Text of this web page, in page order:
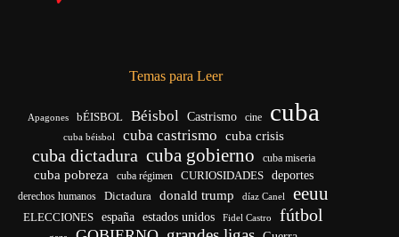
Temas para Leer
Apagones bÉISBOL Béisbol Castrismo cine cuba
cuba béisbol cuba castrismo cuba crisis
cuba dictadura cuba gobierno cuba miseria
cuba pobreza cuba régimen CURIOSIDADES deportes
derechos humanos Dictadura donald trump díaz Canel eeuu
ELECCIONES españa estados unidos Fidel Castro fútbol